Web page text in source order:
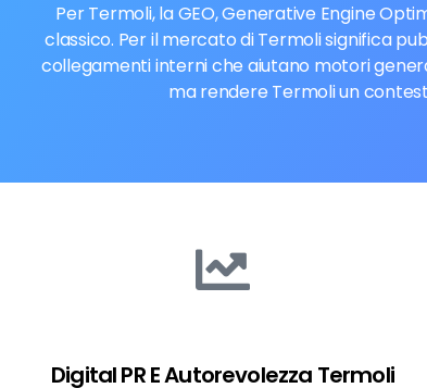
Per Termoli, la GEO, Generative Engine
classico. Per il mercato di Termoli significa
collegamenti interni che aiutano motori
ma rendere Termoli un
Digital PR E Autorevolezza Termoli